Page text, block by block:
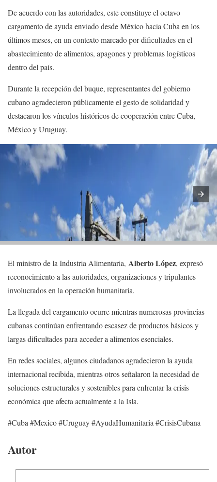
De acuerdo con las autoridades, este constituye el octavo
cargamento de ayuda enviado desde México hacia Cuba en los
últimos meses, en un contexto marcado por dificultades en el
abastecimiento de alimentos, apagones y problemas logísticos
dentro del país.
Durante la recepción del buque, representantes del gobierno
cubano agradecieron públicamente el gesto de solidaridad y
destacaron los vínculos históricos de cooperación entre Cuba,
México y Uruguay.
El ministro de la Industria Alimentaria, Alberto López, expresó
reconocimiento a las autoridades, organizaciones y tripulantes
involucrados en la operación humanitaria.
La llegada del cargamento ocurre mientras numerosas provincias
cubanas continúan enfrentando escasez de productos básicos y
largas dificultades para acceder a alimentos esenciales.
En redes sociales, algunos ciudadanos agradecieron la ayuda
internacional recibida, mientras otros señalaron la necesidad de
soluciones estructurales y sostenibles para enfrentar la crisis
económica que afecta actualmente a la Isla.
#Cuba #Mexico #Uruguay #AyudaHumanitaria #CrisisCubana
Autor